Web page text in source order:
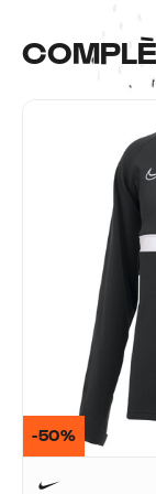
-50%